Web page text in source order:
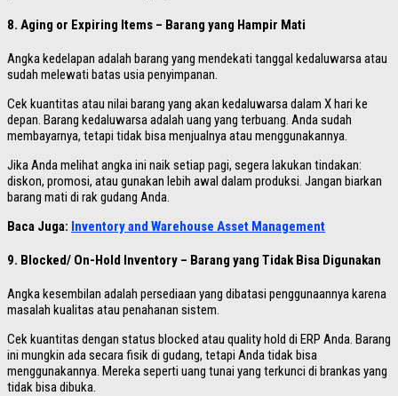
8. Aging or Expiring Items – Barang yang Hampir Mati
Angka kedelapan adalah barang yang mendekati tanggal kedaluwarsa atau
sudah melewati batas usia penyimpanan.
Cek kuantitas atau nilai barang yang akan kedaluwarsa dalam X hari ke
depan. Barang kedaluwarsa adalah uang yang terbuang. Anda sudah
membayarnya, tetapi tidak bisa menjualnya atau menggunakannya.
Jika Anda melihat angka ini naik setiap pagi, segera lakukan tindakan:
diskon, promosi, atau gunakan lebih awal dalam produksi. Jangan biarkan
barang mati di rak gudang Anda.
Baca Juga: Inventory and Warehouse Asset Management
9. Blocked/ On-Hold Inventory – Barang yang Tidak Bisa Digunakan
Angka kesembilan adalah persediaan yang dibatasi penggunaannya karena
masalah kualitas atau penahanan sistem.
Cek kuantitas dengan status blocked atau quality hold di ERP Anda. Barang
ini mungkin ada secara fisik di gudang, tetapi Anda tidak bisa
menggunakannya. Mereka seperti uang tunai yang terkunci di brankas yang
tidak bisa dibuka.